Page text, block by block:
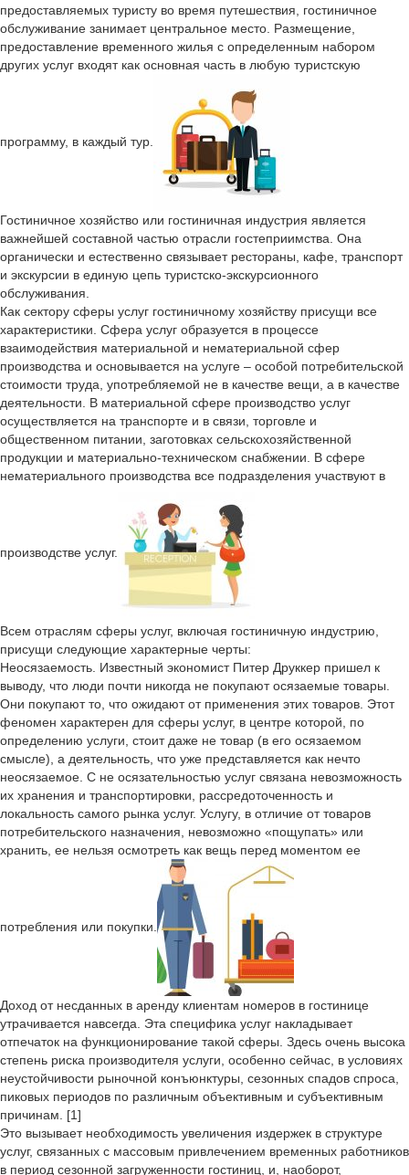
предоставляемых туристу во время путешествия, гостиничное
обслуживание занимает центральное место. Размещение,
предоставление временного жилья с определенным набором
других услуг входят как основная часть в любую туристскую
программу, в каждый тур.
Гостиничное хозяйство или гостиничная индустрия является
важнейшей составной частью отрасли гостеприимства. Она
органически и естественно связывает рестораны, кафе, транспорт
и экскурсии в единую цепь туристско-экскурсионного
обслуживания.
Как сектору сферы услуг гостиничному хозяйству присущи все
характеристики. Сфера услуг образуется в процессе
взаимодействия материальной и нематериальной сфер
производства и основывается на услуге – особой потребительской
стоимости труда, употребляемой не в качестве вещи, а в качестве
деятельности. В материальной сфере производство услуг
осуществляется на транспорте и в связи, торговле и
общественном питании, заготовках сельскохозяйственной
продукции и материально-техническом снабжении. В сфере
нематериального производства все подразделения участвуют в
производстве услуг.
Всем отраслям сферы услуг, включая гостиничную индустрию,
присущи следующие характерные черты:
Неосязаемость. Известный экономист Питер Друккер пришел к
выводу, что люди почти никогда не покупают осязаемые товары.
Они покупают то, что ожидают от применения этих товаров. Этот
феномен характерен для сферы услуг, в центре которой, по
определению услуги, стоит даже не товар (в его осязаемом
смысле), а деятельность, что уже представляется как нечто
неосязаемое. С не осязательностью услуг связана невозможность
их хранения и транспортировки, рассредоточенность и
локальность самого рынка услуг. Услугу, в отличие от товаров
потребительского назначения, невозможно «пощупать» или
хранить, ее нельзя осмотреть как вещь перед моментом ее
потребления или покупки.
Доход от несданных в аренду клиентам номеров в гостинице
утрачивается навсегда. Эта специфика услуг накладывает
отпечаток на функционирование такой сферы. Здесь очень высока
степень риска производителя услуги, особенно сейчас, в условиях
неустойчивости рыночной конъюнктуры, сезонных спадов спроса,
пиковых периодов по различным объективным и субъективным
причинам. [1]
Это вызывает необходимость увеличения издержек в структуре
услуг, связанных с массовым привлечением временных работников
в период сезонной загруженности гостиниц, и, наоборот,